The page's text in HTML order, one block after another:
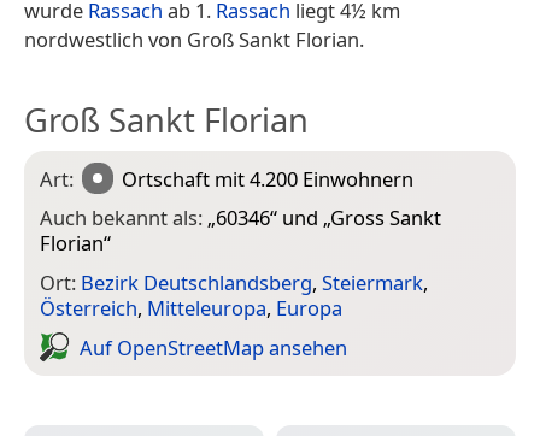
wurde Rassach ab 1. Rassach liegt 4½ km
nordwestlich von Groß Sankt Florian.
Groß Sankt Florian
Art: Ortschaft mit 4.200 Einwohnern
Auch bekannt als: „60346“ und „Gross Sankt
Florian“
Ort: Bezirk Deutschlandsberg, Steiermark,
Österreich, Mitteleuropa, Europa
Auf Open­Street­Map ansehen